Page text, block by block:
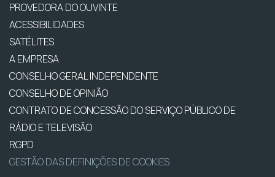
PROVEDORA DO OUVINTE
ACESSIBILIDADES
SATÉLITES
A EMPRESA
CONSELHO GERAL INDEPENDENTE
CONSELHO DE OPINIÃO
CONTRATO DE CONCESSÃO DO SERVIÇO PÚBLICO DE
RÁDIO E TELEVISÃO
RGPD
GESTÃO DAS DEFINIÇÕES DE COOKIES